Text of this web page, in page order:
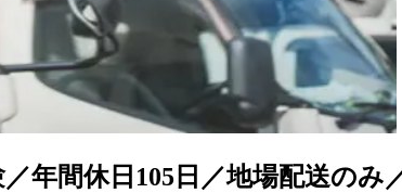
年間休日105日／地場配送のみ